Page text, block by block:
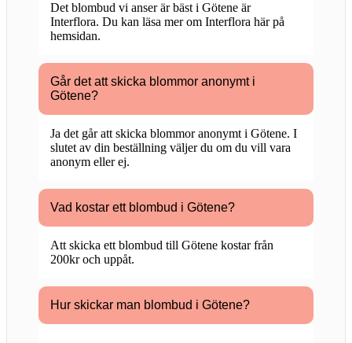
Det blombud vi anser är bäst i Götene är
Interflora. Du kan läsa mer om Interflora här på
hemsidan.
Går det att skicka blommor anonymt i
Götene?
Ja det går att skicka blommor anonymt i Götene. I
slutet av din beställning väljer du om du vill vara
anonym eller ej.
Vad kostar ett blombud i Götene?
Att skicka ett blombud till Götene kostar från
200kr och uppåt.
Hur skickar man blombud i Götene?